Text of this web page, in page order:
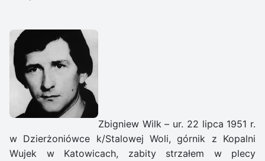
Zbigniew Wilk – ur. 22 lipca 1951 r.
w Dzierżoniówce k/Stalowej Woli, górnik z Kopalni
Wujek w Katowicach, zabity strzałem w plecy